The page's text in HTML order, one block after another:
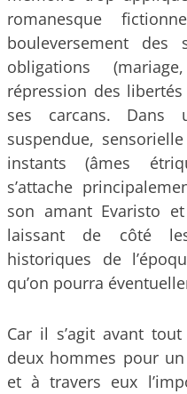
romanesque
bouleversement
obligations
répression des
ses carcans. Dans
suspendue,
instants (âmes
s’attache
son amant Evaristo
laissant de côté
historiques de
qu’on pourra
Car il s’agit avant
deux hommes pour
et à travers eux